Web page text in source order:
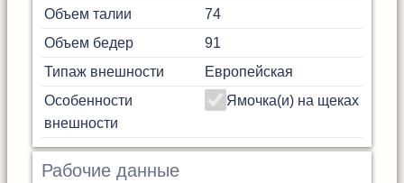
Объем талии
74
Объем бедер
91
Типаж внешности
Европейская
Особенности
внешности
Ямочка(и) на щеках
Рабочие данные